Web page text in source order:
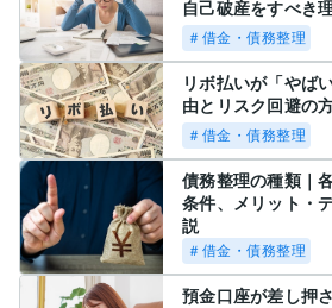
自己破産をすべき
＃借金・債務整理
リボ払いが「やば
由とリスク回避の
＃借金・債務整理
債務整理の種類｜
条件、メリット・
説
＃借金・債務整理
預金口座が差し押